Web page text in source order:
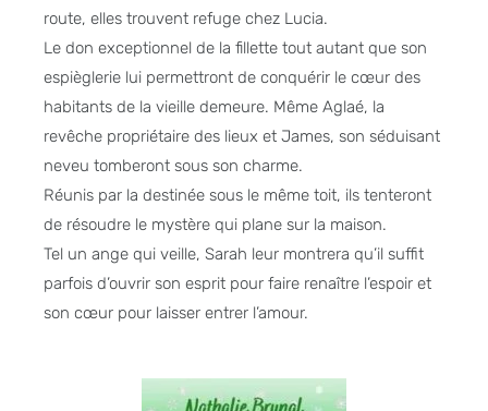
route, elles trouvent refuge chez Lucia.
Le don exceptionnel de la fillette tout autant que son
espièglerie lui permettront de conquérir le cœur des
habitants de la vieille demeure. Même Aglaé, la
revêche propriétaire des lieux et James, son séduisant
neveu tomberont sous son charme.
Réunis par la destinée sous le même toit, ils tenteront
de résoudre le mystère qui plane sur la maison.
Tel un ange qui veille, Sarah leur montrera qu’il suffit
parfois d’ouvrir son esprit pour faire renaître l’espoir et
son cœur pour laisser entrer l’amour.